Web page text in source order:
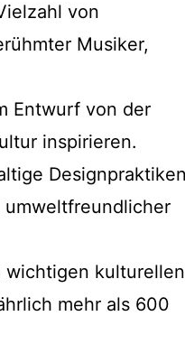
von
Musiker,
Entwurf von der
inspirieren.
wichtigen kulturellen
mehr als 600